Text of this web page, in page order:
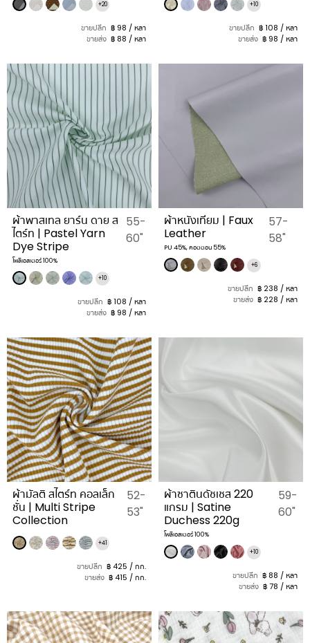
+20
ขายปลีก ฿ 98 / หลา
ขายส่ง ฿ 88 / หลา
+10
ขายปลีก ฿ 108 / หลา
ขายส่ง ฿ 98 / หลา
ผ้าพาสเทล ยาร์น ดาย ส
ไตร์ท | Pastel Yarn
Dye Stripe
โพลีเอสเตอร์ 100%
55-
60"
+10
ขายปลีก ฿ 108 / หลา
ขายส่ง ฿ 98 / หลา
ผ้าหนังเทียม | Faux
Leather
PU 45%, คอตตอน 55%
57-
58"
+6
ขายปลีก ฿ 238 / หลา
ขายส่ง ฿ 228 / หลา
ผ้ามัลติ สไตร์ท คอลเล็ก
ชั่น | Multi Stripe
Collection
52-
53"
+41
ขายปลีก ฿ 425 / กก.
ขายส่ง ฿ 415 / กก.
ผ้าซาตินดัชเชส 220
แกรม | Satine
Duchess 220g
โพลีเอสเตอร์ 100%
59-
60"
+10
ขายปลีก ฿ 88 / หลา
ขายส่ง ฿ 78 / หลา